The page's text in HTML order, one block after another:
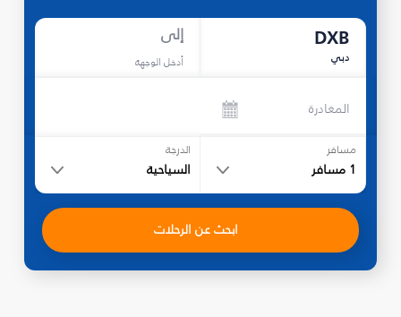
DXB
دبي
إلى
أدخل الوجهة
المغادرة
مسافر
1 مسافر
الدرجة
السياحية
ابحث عن الرحلات